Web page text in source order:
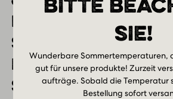
BITTE
SIE!
Wunderbare Sommertemperaturen,
gut für unsere produkte! Zurzeit
aufträge. Sobald die Temperatur
Bestellung sofort
EIGENE
DEN
SEINE EIGENEN